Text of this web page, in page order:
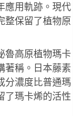
應用軌跡。現代
整保留了植物原
魯高原植物瑪卡
著稱。日本藤素
分濃度比普通瑪
了瑪卡烯的活性